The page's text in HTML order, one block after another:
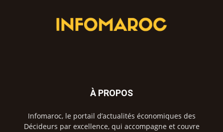
À PROPOS
Infomaroc, le portail d’actualités économiques des
Décideurs par excellence, qui accompagne et couvre